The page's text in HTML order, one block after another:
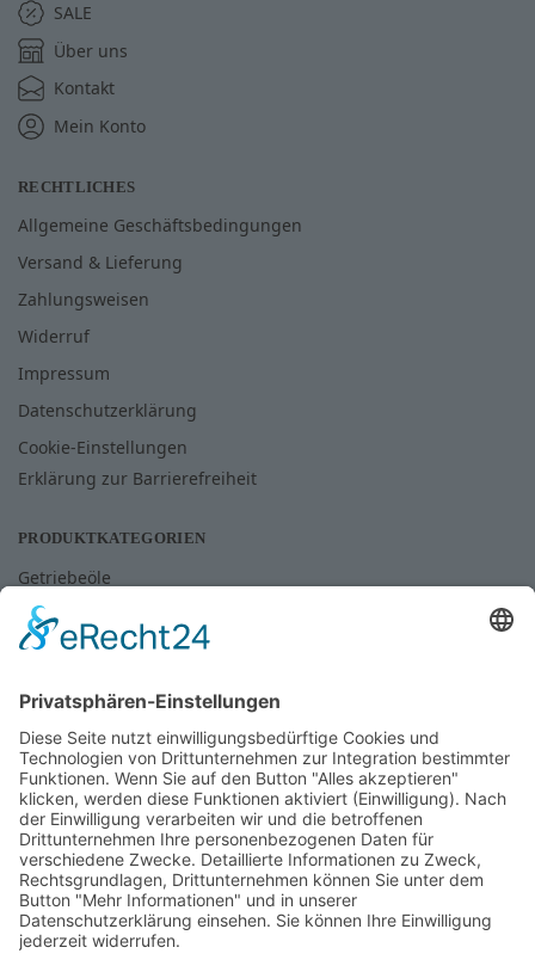
SALE
Über uns
Kontakt
Mein Konto
RECHTLICHES
Allgemeine Geschäftsbedingungen
Versand & Lieferung
Zahlungsweisen
Widerruf
Impressum
Datenschutzerklärung
Cookie-Einstellungen
Erklärung zur Barrierefreiheit
PRODUKTKATEGORIEN
Getriebeöle
Hydrauliköle
Industrieöle
Lebensmittelschmierstoffe
Motorenöle
Schmierfette
Zubehör
PERSÖNLICHE BERATUNG?
Kontaktieren Sie unseren Schmierstoffservice der Ihnen mit
Rat und Tat zur Seite steht.
Schmierstoffservice Kaiserslautern